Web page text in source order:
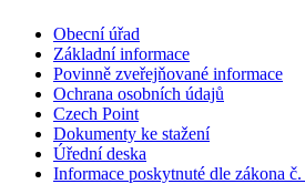
Obecní úřad
Základní informace
Povinně zveřejňované informace
Ochrana osobních údajů
Czech Point
Dokumenty ke stažení
Úřední deska
Informace poskytnuté dle zákona